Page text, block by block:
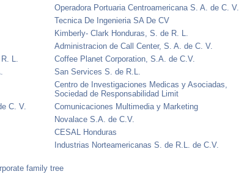
Operadora Portuaria Centroamericana S. A. de C. V.
Tecnica De Ingenieria SA De CV
Kimberly- Clark Honduras, S. de R. L.
Administracion de Call Center, S. A. de C. V.
L.
Coffee Planet Corporation, S.A. de C.V.
San Services S. de R.L.
Centro de Investigaciones Medicas y Asociadas,
Sociedad de Responsabilidad Limit
C. V.
Comunicaciones Multimedia y Marketing
Novalace S.A. de C.V.
CESAL Honduras
Industrias Norteamericanas S. de R.L. de C.V.
family tree